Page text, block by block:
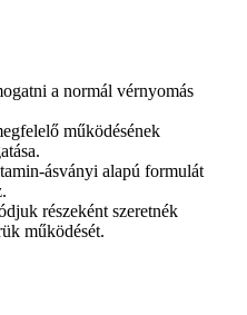
a normál vérnyomás
működésének
ásványi alapú formulát
részeként szeretnék
működését.